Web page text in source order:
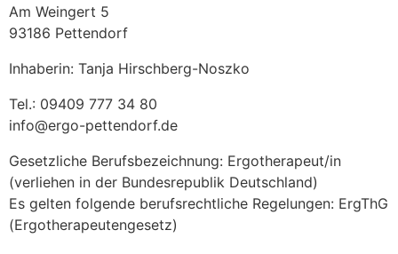
Am Weingert 5
93186 Pettendorf
Inhaberin: Tanja Hirschberg-Noszko
Tel.: 09409 777 34 80
info@ergo-pettendorf.de
Gesetzliche Berufsbezeichnung: Ergotherapeut/in
(verliehen in der Bundesrepublik Deutschland)
Es gelten folgende berufsrechtliche Regelungen: ErgThG
(Ergotherapeutengesetz)